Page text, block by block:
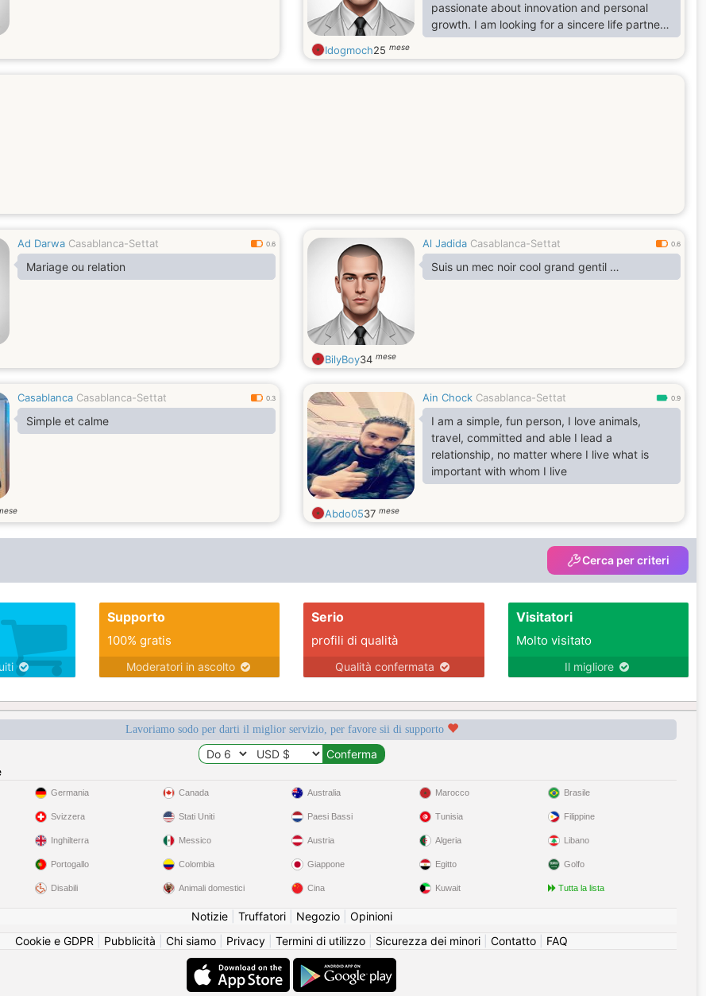
passionate about innovation and personal
growth. I am looking for a sincere life partner
to build a happy future based on love, trust,
and respect.
Idogmoch25 mese
Ad Darwa Casablanca-Settat 0.6
Mariage ou relation
Al Jadida Casablanca-Settat 0.6
Suis un mec noir cool grand gentil …
BilyBoy34 mese
Casablanca Casablanca-Settat 0.3
Simple et calme
Ain Chock Casablanca-Settat 0.9
I am a simple, fun person, I love animals,
travel, committed and able I lead a
relationship, no matter where I live what is
important with whom I live
Abdo0537 mese
Cerca per criteri
Supporto
100% gratis
Moderatori in ascolto
Serio
profili di qualità
Qualità confermata
Visitatori
Molto visitato
Il migliore
Lavoriamo sodo per darti il miglior servizio, per favore sii di supporto
Germania
Svizzera
Inghilterra
Portogallo
Disabili
Canada
Stati Uniti
Messico
Colombia
Animali domestici
Australia
Paesi Bassi
Austria
Giappone
Cina
Marocco
Tunisia
Algeria
Egitto
Kuwait
Brasile
Filippine
Libano
Golfo
Tutta la lista
Notizie| Truffatori| Negozio| Opinioni
Cookie e GDPR
Pubblicità Chi siamo Privacy Termini di utilizzo Sicurezza dei minori Contatto FAQ